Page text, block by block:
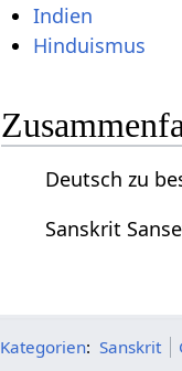
Indien
Hinduismus
Deutsch zu
Sanskrit
Kategorien: Sanskrit